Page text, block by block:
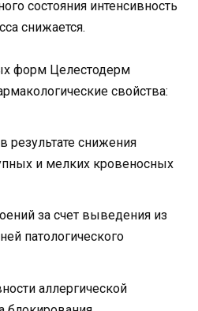
состояния интенсивность
снижается.
форм Целестодерм
свойства:
результате снижения
и мелких кровеносных
за счет выведения из
патологического
аллергической